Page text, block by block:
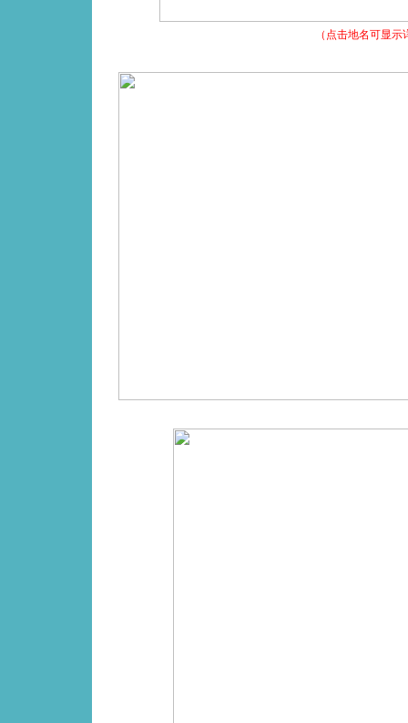
（点击地名可显